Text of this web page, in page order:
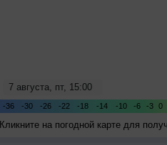
Кликните на погодной карте для